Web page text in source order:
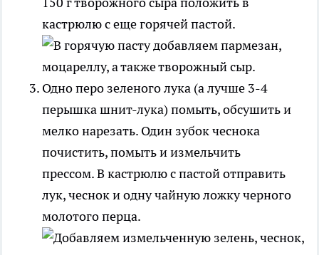
кастрюлю с еще горячей пастой.
Одно перо зеленого лука (а лучше 3-4
перышка шнит-лука) помыть, обсушить и
мелко нарезать. Один зубок чеснока
почистить, помыть и измельчить
прессом. В кастрюлю с пастой отправить
лук, чеснок и одну чайную ложку черного
молотого перца.